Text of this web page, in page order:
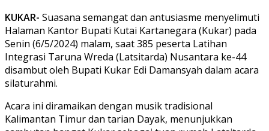
KUKAR- Suasana semangat dan antusiasme menyelimuti
Halaman Kantor Bupati Kutai Kartanegara (Kukar) pada
Senin (6/5/2024) malam, saat 385 peserta Latihan
Integrasi Taruna Wreda (Latsitarda) Nusantara ke-44
disambut oleh Bupati Kukar Edi Damansyah dalam acara
silaturahmi.
Acara ini diramaikan dengan musik tradisional
Kalimantan Timur dan tarian Dayak, menunjukkan